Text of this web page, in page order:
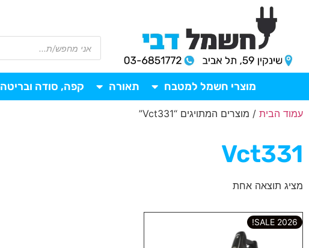
מוצרי חשמל למטבח תאורה קפה, סודה ובריטה
עמוד הבית / מוצרים המתויגים “Vct331”
Vct331
מציג תוצאה אחת
2026 SALE!